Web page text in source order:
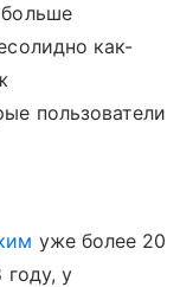
как-
пользователи
уже более 20
году, у